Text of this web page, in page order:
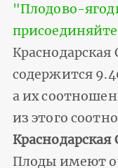
"Плодово-
Краснодарская
содержится
а их
из этого
Плоды имеют